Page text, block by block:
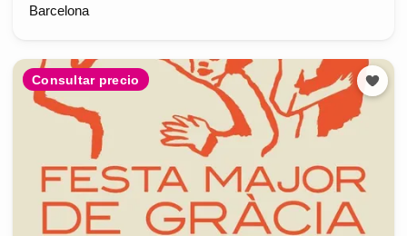
Barcelona
Consultar precio